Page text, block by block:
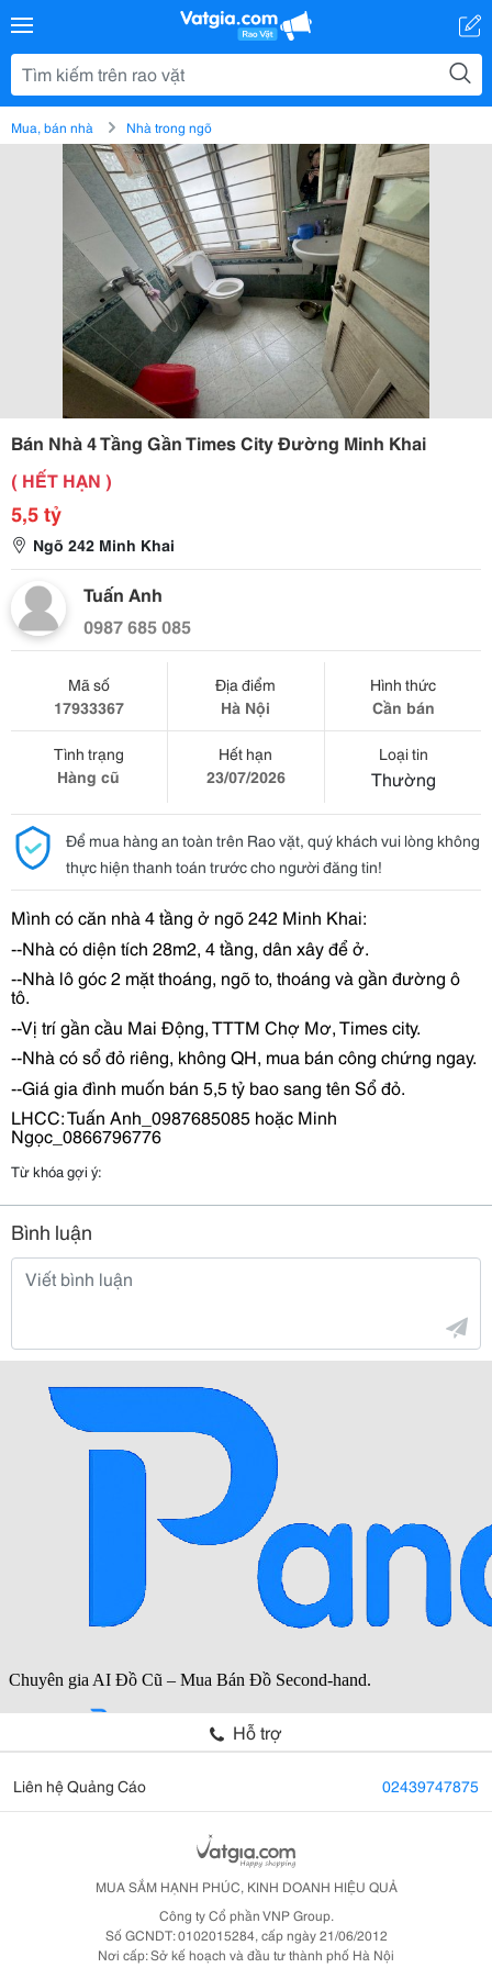
Mua, bán nhà Nhà trong ngõ
Bán Nhà 4 Tầng Gần Times City Đường Minh Khai
( HẾT HẠN )
5,5 tỷ
Ngõ 242 Minh Khai
Tuấn Anh
0987 685 085
Mã số
17933367
Địa điểm
Hà Nội
Hình thức
Cần bán
Tình trạng
Hàng cũ
Hết hạn
23/07/2026
Loại tin
Thường
Để mua hàng an toàn trên Rao vặt, quý khách vui lòng không
thực hiện thanh toán trước cho người đăng tin!
Mình có căn nhà 4 tầng ở ngõ 242 Minh Khai:
--Nhà có diện tích 28m2, 4 tầng, dân xây để ở.
--Nhà lô góc 2 mặt thoáng, ngõ to, thoáng và gần đường ô
tô.
--Vị trí gần cầu Mai Động, TTTM Chợ Mơ, Times city.
--Nhà có sổ đỏ riêng, không QH, mua bán công chứng ngay.
--Giá gia đình muốn bán 5,5 tỷ bao sang tên Sổ đỏ.
LHCC: Tuấn Anh_0987685085 hoặc Minh
Ngọc_0866796776
Từ khóa gợi ý:
Bình luận
Hỗ trợ
Liên hệ Quảng Cáo 02439747875
MUA SẮM HẠNH PHÚC, KINH DOANH HIỆU QUẢ
Công ty Cổ phần VNP Group.
Số GCNDT: 0102015284, cấp ngày 21/06/2012
Nơi cấp: Sở kế hoạch và đầu tư thành phố Hà Nội